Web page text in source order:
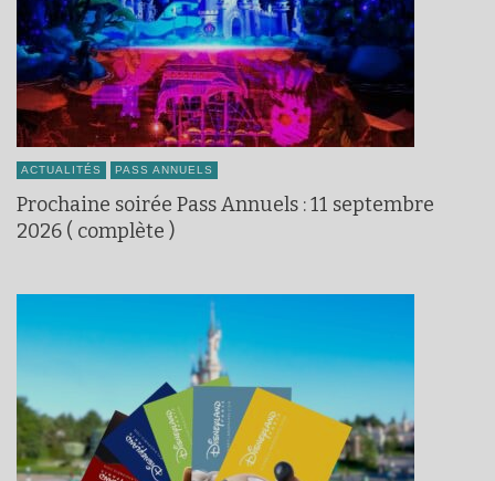
ACTUALITÉS PASS ANNUELS
Prochaine soirée Pass Annuels : 11 septembre
2026 ( complète )